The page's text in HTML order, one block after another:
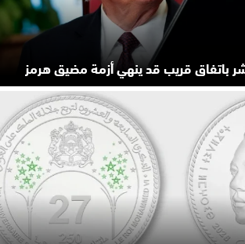
باتفاق قريب قد ينهي أزمة مضيق هرمز